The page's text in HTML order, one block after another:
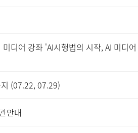
디어 강좌 'AI시행법의 시작, AI 미디어
(07.22, 07.29)
안내